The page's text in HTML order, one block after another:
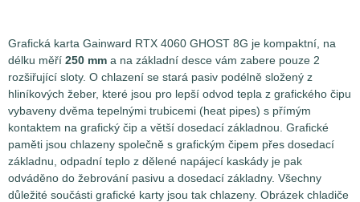
Grafická karta Gainward RTX 4060 GHOST 8G je kompaktní, na
délku měří 250 mm a na základní desce vám zabere pouze 2
rozšiřující sloty. O chlazení se stará pasiv podélně složený z
hliníkových žeber, které jsou pro lepší odvod tepla z grafického čipu
vybaveny dvěma tepelnými trubicemi (heat pipes) s přímým
kontaktem na grafický čip a větší dosedací základnou. Grafické
paměti jsou chlazeny společně s grafickým čipem přes dosedací
základnu, odpadní teplo z dělené napájecí kaskády je pak
odváděno do žebrování pasivu a dosedací základny. Všechny
důležité součásti grafické karty jsou tak chlazeny. Obrázek chladiče